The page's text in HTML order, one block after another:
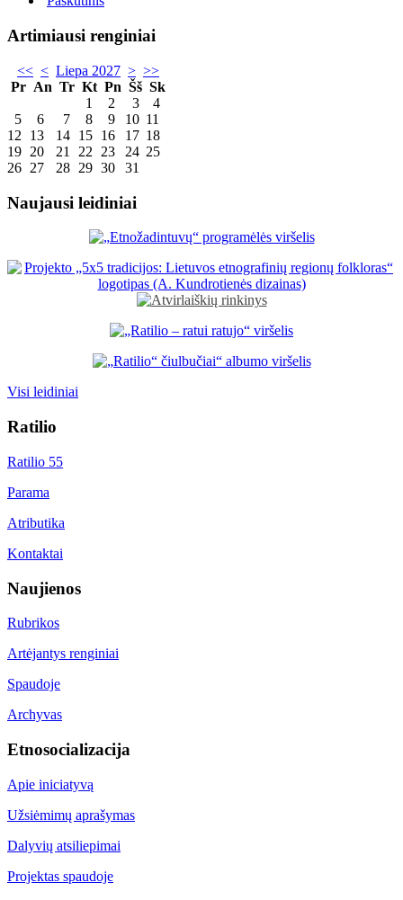
Artimiausi renginiai
<< < Liepa 2027 > >>
Pr An Tr Kt Pn Šš Sk
1
2 3
4
5
6 7 8 9 10 11
12
13 14 15 16 17 18
19 20 21 22 23 24 25
26 27 28 29 30 31
Naujausi leidiniai
Visi leidiniai
Ratilio
Ratilio 55
Parama
Atributika
Kontaktai
Naujienos
Rubrikos
Artėjantys renginiai
Spaudoje
Archyvas
Etnosocializacija
Apie iniciatyvą
Užsiėmimų aprašymas
Dalyvių atsiliepimai
Projektas spaudoje